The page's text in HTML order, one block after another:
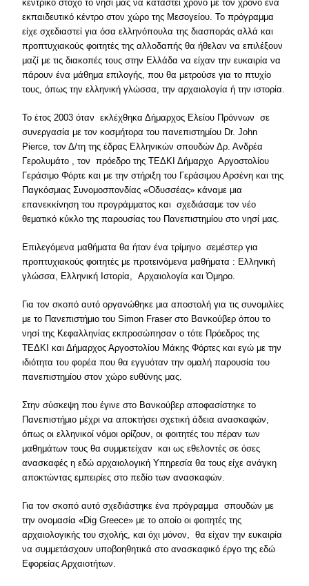
κεντρικό στόχο το νησί μας να καταστεί χρόνο με τον χρόνο ένα
εκπαιδευτικό κέντρο στον χώρο της Μεσογείου. Το πρόγραμμα
είχε σχεδιαστεί για όσα ελληνόπουλα της διασποράς αλλά και
προπτυχιακούς φοιτητές της αλλοδαπής θα ήθελαν να επιλέξουν
μαζί με τις διακοπές τους στην Ελλάδα να είχαν την ευκαιρία να
πάρουν ένα μάθημα επιλογής, που θα μετρούσε για το πτυχίο
τους, όπως την ελληνική γλώσσα, την αρχαιολογία ή την ιστορία.
Το έτος 2003 όταν εκλέχθηκα Δήμαρχος Ελείου Πρόννων σε
συνεργασία με τον κοσμήτορα του πανεπιστημίου Dr. John
Pierce, τον Δ/τη της έδρας Ελληνικών σπουδών Δρ. Ανδρέα
Γερολυμάτο , τον πρόεδρο της ΤΕΔΚΙ Δήμαρχο Αργοστολίου
Γεράσιμο Φόρτε και με την στήριξη του Γεράσιμου Αρσένη και της
Παγκόσμιας Συνομοσπονδίας «Οδυσσέας» κάναμε μια
επανεκκίνηση του προγράμματος και σχεδιάσαμε τον νέο
θεματικό κύκλο της παρουσίας του Πανεπιστημίου στο νησί μας.
Επιλεγόμενα μαθήματα θα ήταν ένα τρίμηνο σεμέστερ για
προπτυχιακούς φοιτητές με προτεινόμενα μαθήματα : Ελληνική
γλώσσα, Ελληνική Ιστορία, Αρχαιολογία και Όμηρο.
Για τον σκοπό αυτό οργανώθηκε μια αποστολή για τις συνομιλίες
με το Πανεπιστήμιο του Simon Fraser στο Βανκούβερ όπου το
νησί της Κεφαλληνίας εκπροσώπησαν ο τότε Πρόεδρος της
ΤΕΔΚΙ και Δήμαρχος Αργοστολίου Μάκης Φόρτες και εγώ με την
ιδιότητα του φορέα που θα εγγυόταν την ομαλή παρουσία του
πανεπιστημίου στον χώρο ευθύνης μας.
Στην σύσκεψη που έγινε στο Βανκούβερ αποφασίστηκε το
Πανεπιστήμιο μέχρι να αποκτήσει σχετική άδεια ανασκαφών,
όπως οι ελληνικοί νόμοι ορίζουν, οι φοιτητές του πέραν των
μαθημάτων τους θα συμμετείχαν και ως εθελοντές σε όσες
ανασκαφές η εδώ αρχαιολογική Υπηρεσία θα τους είχε ανάγκη
αποκτώντας εμπειρίες στο πεδίο των ανασκαφών.
Για τον σκοπό αυτό σχεδιάστηκε ένα πρόγραμμα σπουδών με
την ονομασία «Dig Greece» με το οποίο οι φοιτητές της
αρχαιολογικής του σχολής, και όχι μόνον, θα είχαν την ευκαιρία
να συμμετάσχουν υποβοηθητικά στο ανασκαφικό έργο της εδώ
Εφορείας Αρχαιοτήτων.